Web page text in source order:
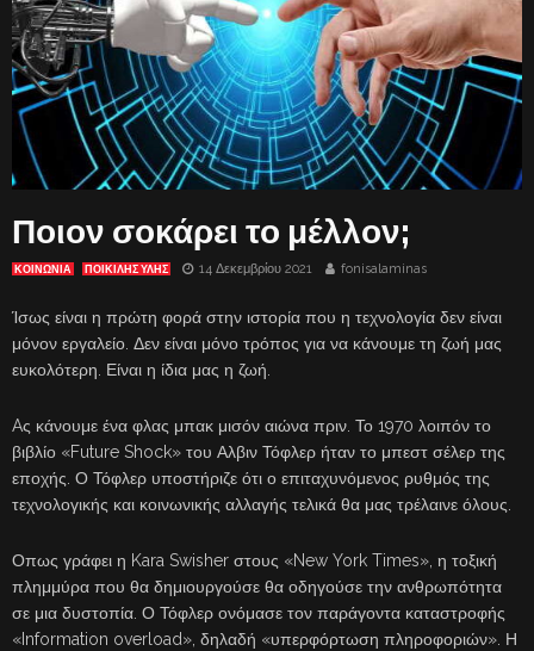
Ποιον σοκάρει το μέλλον;
ΚΟΙΝΩΝΙΑ ΠΟΙΚΙΛΗΣ ΥΛΗΣ 14 Δεκεμβρίου 2021 fonisalaminas
Ίσως είναι η πρώτη φορά στην ιστορία που η τεχνολογία δεν είναι
μόνον εργαλείο. Δεν είναι μόνο τρόπος για να κάνουμε τη ζωή μας
ευκολότερη. Είναι η ίδια μας η ζωή.
Aς κάνουμε ένα φλας μπακ μισόν αιώνα πριν. Το 1970 λοιπόν το
βιβλίο «Future Shock» του Αλβιν Τόφλερ ήταν το μπεστ σέλερ της
εποχής. Ο Τόφλερ υποστήριζε ότι ο επιταχυνόμενος ρυθμός της
τεχνολογικής και κοινωνικής αλλαγής τελικά θα μας τρέλαινε όλους.
Οπως γράφει η Kara Swisher στους «New York Times», η τοξική
πλημμύρα που θα δημιουργούσε θα οδηγούσε την ανθρωπότητα
σε μια δυστοπία. Ο Τόφλερ ονόμασε τον παράγοντα καταστροφής
«Information overload», δηλαδή «υπερφόρτωση πληροφοριών». Η